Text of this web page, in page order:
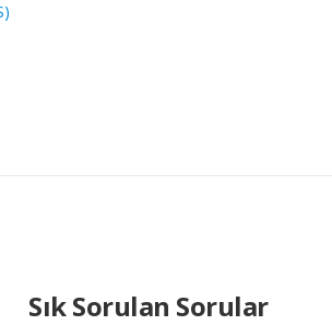
Sık Sorulan Sorular